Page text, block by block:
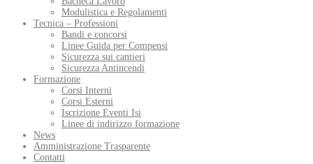
Modulistica e Regolamenti
Tecnica – Professioni
Bandi e concorsi
Linee Guida per Compensi
Sicurezza sui cantieri
Sicurezza Antincendi
Formazione
Corsi Interni
Corsi Esterni
Iscrizione Eventi Isi
Linee di indirizzo formazione
News
Amministrazione Trasparente
Contatti